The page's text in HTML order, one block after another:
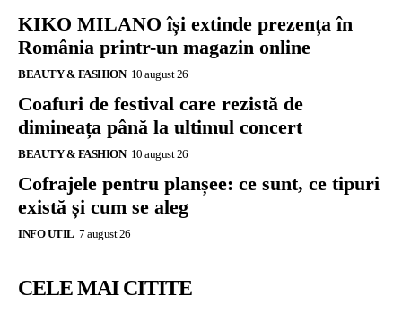
KIKO MILANO își extinde prezența în
România printr-un magazin online
BEAUTY & FASHION 10 august 26
Coafuri de festival care rezistă de
dimineața până la ultimul concert
BEAUTY & FASHION 10 august 26
Cofrajele pentru planșee: ce sunt, ce tipuri
există și cum se aleg
INFO UTIL 7 august 26
CELE MAI CITITE